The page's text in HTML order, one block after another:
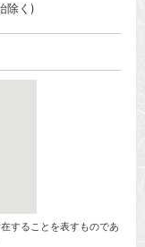
除く)
することを表すものであ